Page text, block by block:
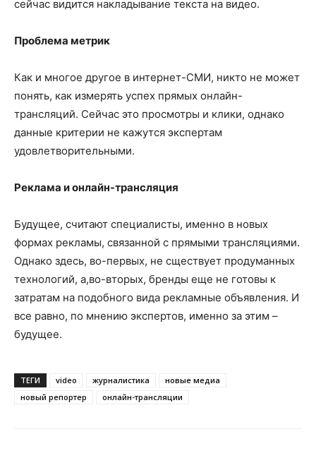
сейчас видится накладывание текста на видео.
Проблема метрик
Как и многое другое в интернет-СМИ, никто не может
понять, как измерять успех прямых онлайн-
трансляций. Сейчас это просмотры и клики, однако
данные критерии не кажутся экспертам
удовлетворительными.
Реклама и онлайн-трансляция
Будущее, считают специалисты, именно в новых
формах рекламы, связанной с прямыми трансляциями.
Однако здесь, во-первых, не сществует продуманных
технологий, а,во-вторых, бренды еще не готовы к
затратам на подобного вида рекламные объявления. И
все равно, по мнению экспертов, именно за этим –
будущее.
ТЕГИ video журналистика
новые медиа
новый репортер
онлайн-трансляции